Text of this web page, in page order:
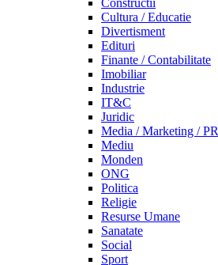
Constructii
Cultura / Educatie
Divertisment
Edituri
Finante / Contabilitate
Imobiliar
Industrie
IT&C
Juridic
Media / Marketing / PR
Mediu
Monden
ONG
Politica
Religie
Resurse Umane
Sanatate
Social
Sport